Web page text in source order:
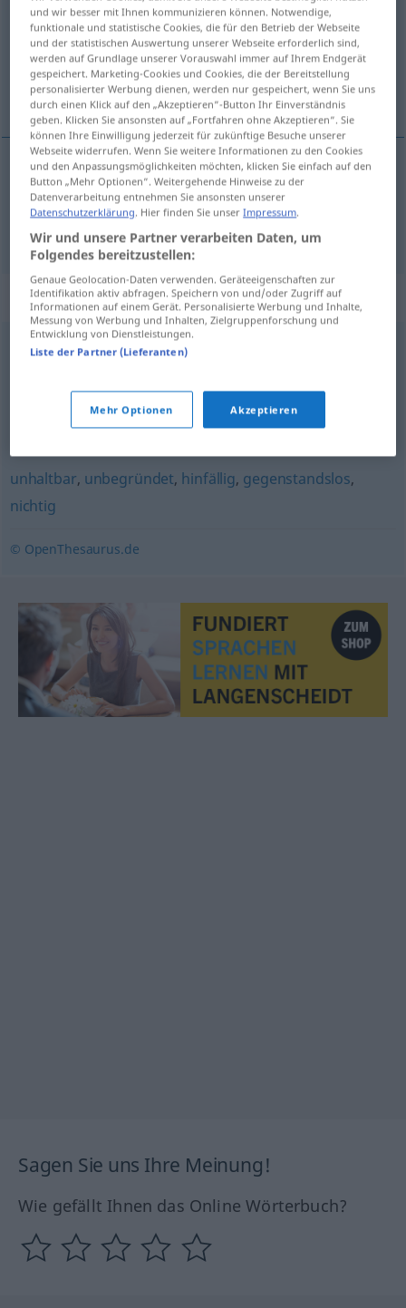
Übersicht aller Übersetzungen
(Für mehr Details die Übersetzung anklicken/antippen)
slab, nestalan, neosnovan
slab,nestalan haltlos
neosnovan haltlosBehauptung usw
Synonyme für "haltlos"
ausschweifend,sittenlos,hemmungslos
schamlos
fragwürdig,unbegründet
unhaltbar, unbegründet, hinfällig, gegenstandslos,
nichtig
© OpenThesaurus.de
Sagen Sie uns Ihre Meinung!
Wie gefällt Ihnen das Online Wörterbuch?
und wir besser mit Ihnen kommunizieren können. Notwendige,
funktionale und statistische Cookies, die für den Betrieb der Webseite
und der statistischen Auswertung unserer Webseite erforderlich sind,
werden auf Grundlage unserer Vorauswahl immer auf Ihrem Endgerät
gespeichert. Marketing-Cookies und Cookies, die der Bereitstellung
personalisierter Werbung dienen, werden nur gespeichert, wenn Sie uns
durch einen Klick auf den „Akzeptieren“-Button Ihr Einverständnis
geben. Klicken Sie ansonsten auf „Fortfahren ohne Akzeptieren“. Sie
können Ihre Einwilligung jederzeit für zukünftige Besuche unserer
Webseite widerrufen. Wenn Sie weitere Informationen zu den Cookies
und den Anpassungsmöglichkeiten möchten, klicken Sie einfach auf den
Button „Mehr Optionen“. Weitergehende Hinweise zu der
Datenverarbeitung entnehmen Sie ansonsten unserer
Datenschutzerklärung. Hier finden Sie unserImpressum.
Wir und unsere Partner verarbeiten Daten, um
Folgendes bereitzustellen:
Genaue Geolocation-Daten verwenden. Geräteeigenschaften zur
Identifikation aktiv abfragen. Speichern von und/oder Zugriff auf
Informationen auf einem Gerät. Personalisierte Werbung und Inhalte,
Messung von Werbung und Inhalten, Zielgruppenforschung und
Entwicklung von Dienstleistungen.
Liste der Partner (Lieferanten)
Mehr Optionen Akzeptieren